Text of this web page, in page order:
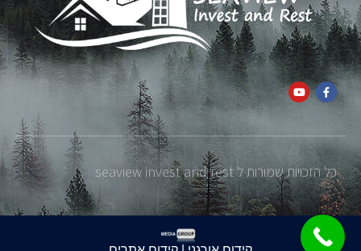
כל הזכויות שמורות ל seaview invest and rest